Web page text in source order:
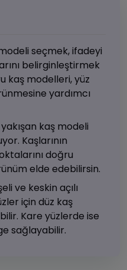
seçmek, ifadeyi
belirginleştirmek
kaş modelleri, yüz
yardımcı
kaş modeli
Kaşlarının
doğru
elde edebilirsin.
ve keskin açılı
için düz kaş
Kare yüzlerde ise
sağlayabilir.